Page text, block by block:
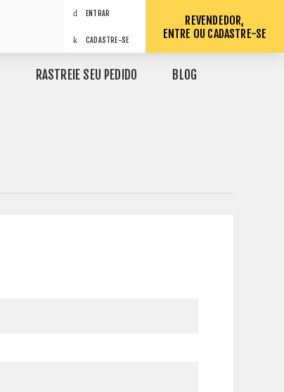
ENTRAR
CADASTRE-SE
REVENDEDOR,
ENTRE OU CADASTRE-SE
RASTREIE SEU PEDIDO BLOG